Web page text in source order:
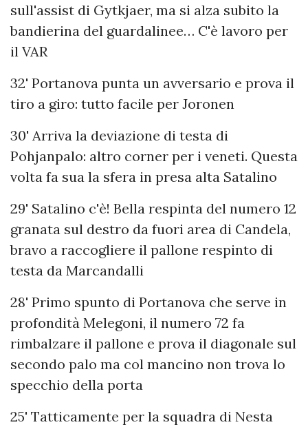
sull'assist di Gytkjaer, ma si alza subito la
bandierina del guardalinee… C'è lavoro per
il VAR
32' Portanova punta un avversario e prova il
tiro a giro: tutto facile per Joronen
30' Arriva la deviazione di testa di
Pohjanpalo: altro corner per i veneti. Questa
volta fa sua la sfera in presa alta Satalino
29' Satalino c'è! Bella respinta del numero 12
granata sul destro da fuori area di Candela,
bravo a raccogliere il pallone respinto di
testa da Marcandalli
28' Primo spunto di Portanova che serve in
profondità Melegoni, il numero 72 fa
rimbalzare il pallone e prova il diagonale sul
secondo palo ma col mancino non trova lo
specchio della porta
25' Tatticamente per la squadra di Nesta